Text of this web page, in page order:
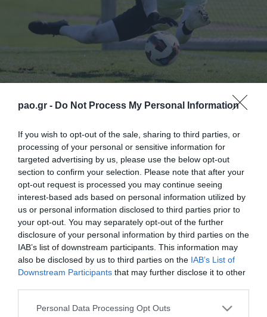
pao.gr - Do Not Process My Personal Information
If you wish to opt-out of the sale, sharing to third parties, or
processing of your personal or sensitive information for
targeted advertising by us, please use the below opt-out
section to confirm your selection. Please note that after your
opt-out request is processed you may continue seeing
interest-based ads based on personal information utilized by
us or personal information disclosed to third parties prior to
your opt-out. You may separately opt-out of the further
disclosure of your personal information by third parties on the
IAB’s list of downstream participants. This information may
also be disclosed by us to third parties on the IAB’s List of
Downstream Participants that may further disclose it to other
Please note that this website/app uses one or more Google
Personal Data Processing Opt Outs
Με απογευματινή προπόνηση την Τρίτη στο «Γ.
Παναθηναϊκού ενόψει της αναμέτρησης με τον Άρη,
η οποία θα διεξαχθεί την Κυριακή (19/10, 19:30) στη
Θεσσαλονίκη. Ο Ντραγκόφσκι επέστρεψε στο
Κορωπί και προπονήθηκε κανονικά με την υπόλοιπη
ομάδα, όπως και ο Φικάι.
Οι Πράσινοι ξεκίνησαν με προθέρμανση, συνέχισαν
με ασκήσεις κυκλοφορίας μπάλας και τακτική ενώ
Ατομικό πρόγραμμα ακολούθησαν οι Πελίστρι και